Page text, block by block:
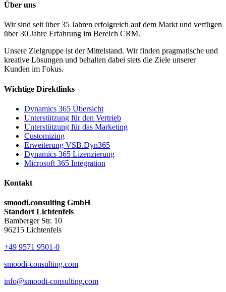
Über uns
Wir sind seit über 35 Jahren erfolgreich auf dem Markt und verfügen
über 30 Jahre Erfahrung im Bereich CRM.
Unsere Zielgruppe ist der Mittelstand. Wir finden pragmatische und
kreative Lösungen und behalten dabei stets die Ziele unserer
Kunden im Fokus.
Wichtige Direktlinks
Dynamics 365 Übersicht
Unterstützung für den Vertrieb
Unterstützung für das Marketing
Customizing
Erweiterung VSB.Dyn365
Dynamics 365 Lizenzierung
Microsoft 365 Integration
Kontakt
smoodi.consulting GmbH
Standort Lichtenfels
Bamberger Str. 10
96215 Lichtenfels
+49 9571 9501-0
smoodi-consulting.com
info@smoodi-consulting.com